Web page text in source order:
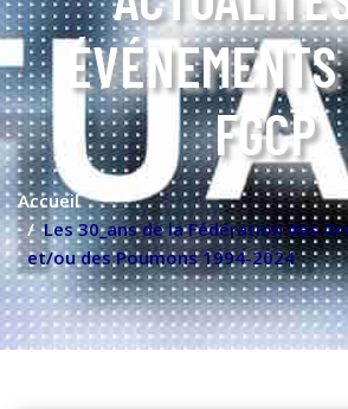
FGCP
Accueil
Les 30_ans de la Fédération des
et/ou des Poumons 1994-2024